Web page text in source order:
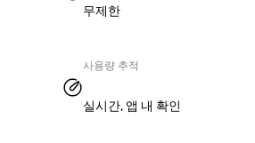
무제한
사용량 추적
실시간, 앱 내 확인